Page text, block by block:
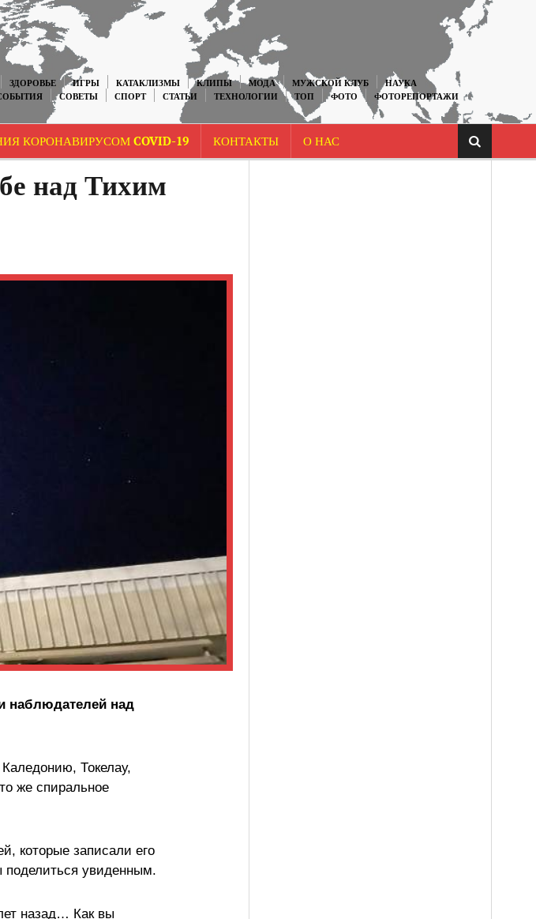
ЗДОРОВЬЕ ИГРЫ КАТАКЛИЗМЫ КЛИПЫ МОДА МУЖСКОЙ КЛУБ
НАУКА
СОВЕТЫ СПОРТ СТАТЬИ ТЕХНОЛОГИИ ТОП ФОТО
ФОТОРЕПОРТАЖИ
КОРОНАВИРУСОМ COVID-19 КОНТАКТЫ О НАС
над Тихим
наблюдателей над
Токелау,
же спиральное
которые записали его
увиденным.
назад… Как вы